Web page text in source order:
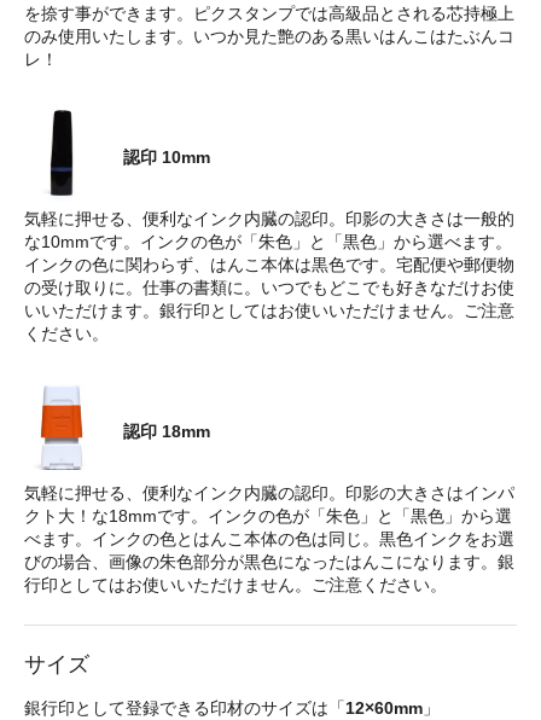
を捺す事ができます。ピクスタンプでは高級品とされる芯持極上
のみ使用いたします。いつか見た艶のある黒いはんこはたぶんコ
レ！
認印 10mm
気軽に押せる、便利なインク内臓の認印。印影の大きさは一般的
な10mmです。インクの色が「朱色」と「黒色」から選べます。
インクの色に関わらず、はんこ本体は黒色です。宅配便や郵便物
の受け取りに。仕事の書類に。いつでもどこでも好きなだけお使
いいただけます。銀行印としてはお使いいただけません。ご注意
ください。
認印 18mm
気軽に押せる、便利なインク内臓の認印。印影の大きさはインパ
クト大！な18mmです。インクの色が「朱色」と「黒色」から選
べます。インクの色とはんこ本体の色は同じ。黒色インクをお選
びの場合、画像の朱色部分が黒色になったはんこになります。銀
行印としてはお使いいただけません。ご注意ください。
サイズ
銀行印として登録できる印材のサイズは「12×60mm 」